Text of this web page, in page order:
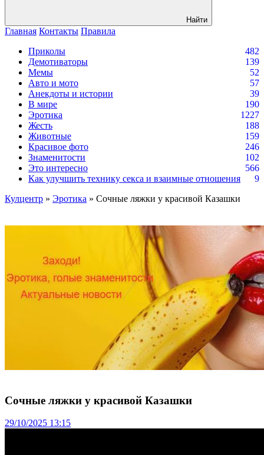
Найти
Главная Контакты Правила
Приколы
482
Демотиваторы
139
Мемы
52
Авто и мото
57
Анекдоты и истории
39
В мире
190
Эротика
1227
Жесть
188
Животные
159
Красивое фото
246
Знаменитости
102
Это интересно
566
Как улучшить технику секса и взаимные отношения
9
Кулцентр » Эротика » Сочные ляжки у красивой Казашки
Сочные ляжки у красивой Казашки
29/10/2025 13:15